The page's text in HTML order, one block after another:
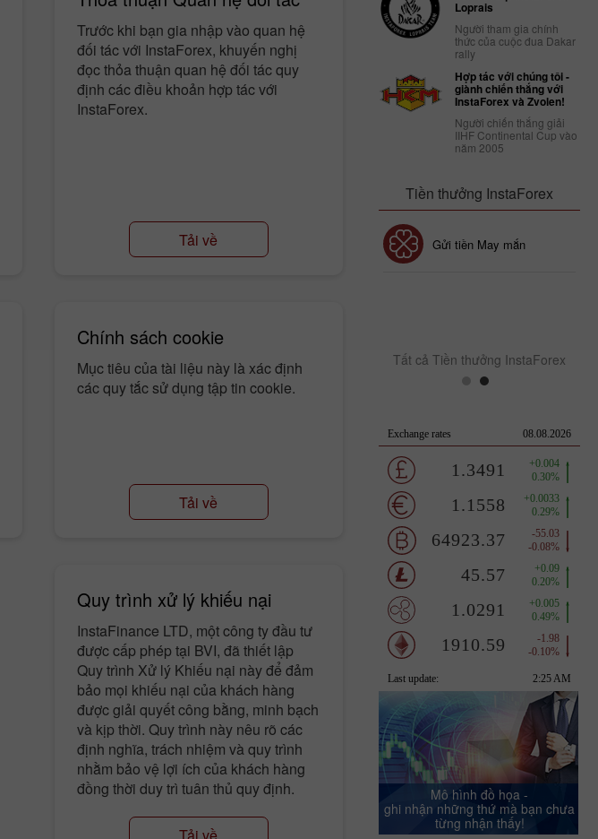
Trước khi bạn gia nhập vào quan hệ
đối tác với InstaForex, khuyến nghị
đọc thỏa thuận quan hệ đối tác quy
định các điều khoản hợp tác với
InstaForex.
Tải về
Chính sách cookie
Mục tiêu của tài liệu này là xác định
các quy tắc sử dụng tập tin cookie.
Tải về
Quy trình xử lý khiếu nại
InstaFinance LTD, một công ty đầu tư
được cấp phép tại BVI, đã thiết lập
Quy trình Xử lý Khiếu nại này để đảm
bảo mọi khiếu nại của khách hàng
được giải quyết công bằng, minh bạch
và kịp thời. Quy trình này nêu rõ các
định nghĩa, trách nhiệm và quy trình
nhằm bảo vệ lợi ích của khách hàng
đồng thời duy trì tuân thủ quy định.
Loprais
Người tham gia chính
thức của cuộc đua Dakar
rally
Hợp tác với chúng tôi -
giành chiến thắng với
InstaForex và Zvolen!
Người chiến thắng giải
IIHF Continental Cup vào
năm 2005
Tiền thưởng InstaForex
Gửi tiền May mắn
Tất cả Tiền thưởng InstaForex
Mô hình đồ họa -
ghi nhận những thứ mà bạn chưa
từng nhận thấy!